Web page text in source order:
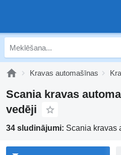
Kravas automašīnas
Scania kravas
vedēji
34 sludinājumi: Scania kravas